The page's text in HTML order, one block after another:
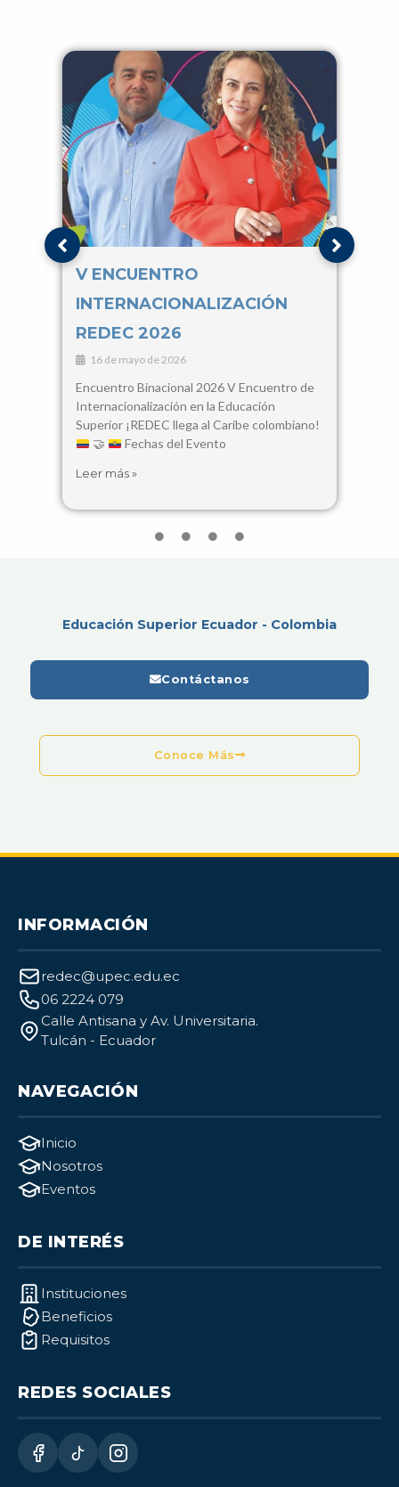
V ENCUENTRO
INTERNACIONALIZACIÓN
REDEC 2026
16 de mayo de 2026
Encuentro Binacional 2026 V Encuentro de
Internacionalización en la Educación
Superior ¡REDEC llega al Caribe colombiano!
🤝
Fechas del Evento
Leer más »
Educación Superior Ecuador - Colombia
Contáctanos
Conoce Más
INFORMACIÓN
redec@upec.edu.ec
06 2224 079
Calle Antisana y Av. Universitaria.
Tulcán - Ecuador
NAVEGACIÓN
Inicio
Nosotros
Eventos
DE INTERÉS
Instituciones
Beneficios
Requisitos
REDES SOCIALES